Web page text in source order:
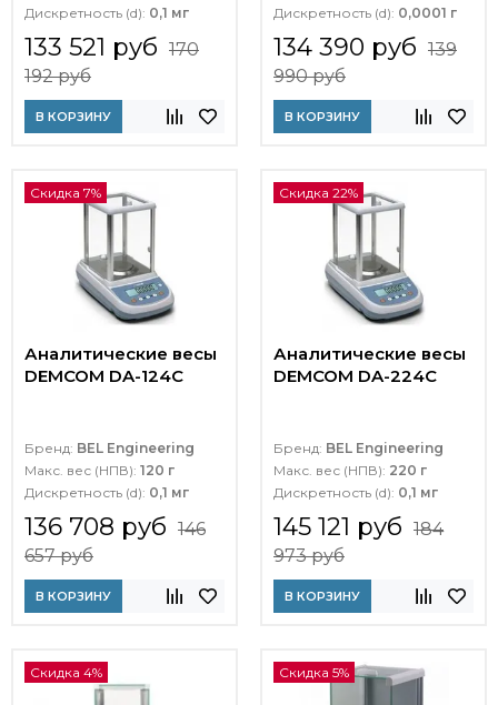
Дискретность (d): 0,1 мг
133 521 руб 170
192 руб
В КОРЗИНУ
Дискретность (d): 0,0001 г
134 390 руб 139
990 руб
В КОРЗИНУ
Скидка 7%
Аналитические весы
DEMCOM DA-124C
Бренд: BEL Engineering
Макс. вес (НПВ): 120 г
Дискретность (d): 0,1 мг
136 708 руб 146
657 руб
В КОРЗИНУ
Скидка 22%
Аналитические весы
DEMCOM DA-224C
Бренд: BEL Engineering
Макс. вес (НПВ): 220 г
Дискретность (d): 0,1 мг
145 121 руб 184
973 руб
В КОРЗИНУ
Скидка 4% Скидка 5%